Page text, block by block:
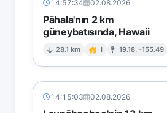
14:57:34 02.08.2026
Pāhala'nın 2 km
güneybatısında, Hawaii
28.1 km I 19.18, -155.49
14:15:03 02.08.2026